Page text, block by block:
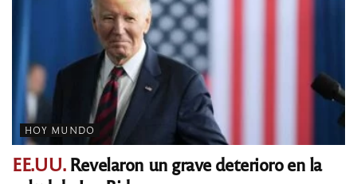
HOY MUNDO
EE.UU.Revelaron un grave deterioro en la